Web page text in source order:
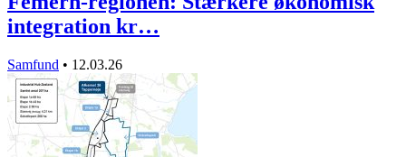
integration kr…
Samfund • 12.03.26